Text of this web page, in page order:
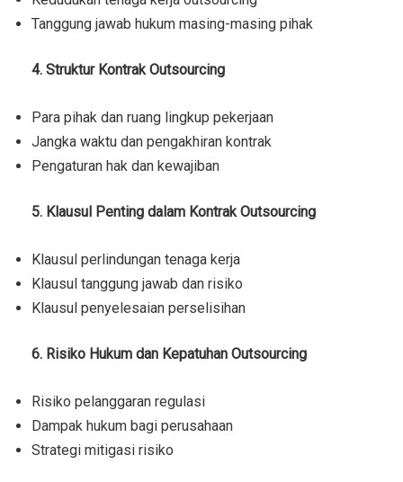
Tanggung jawab hukum masing-masing pihak
4. Struktur Kontrak Outsourcing
Para pihak dan ruang lingkup pekerjaan
Jangka waktu dan pengakhiran kontrak
Pengaturan hak dan kewajiban
5. Klausul Penting dalam Kontrak Outsourcing
Klausul perlindungan tenaga kerja
Klausul tanggung jawab dan risiko
Klausul penyelesaian perselisihan
6. Risiko Hukum dan Kepatuhan Outsourcing
Risiko pelanggaran regulasi
Dampak hukum bagi perusahaan
Strategi mitigasi risiko